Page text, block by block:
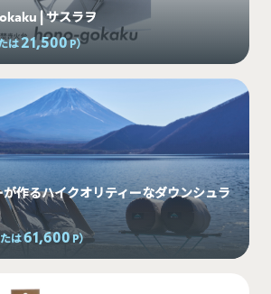
| サスラヲ
は21,500P）
作るハイクオリティーなダウンシュラ
は61,600P）